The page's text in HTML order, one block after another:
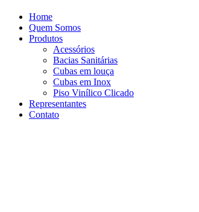
Home
Quem Somos
Produtos
Acessórios
Bacias Sanitárias
Cubas em louça
Cubas em Inox
Piso Vinílico Clicado
Representantes
Contato